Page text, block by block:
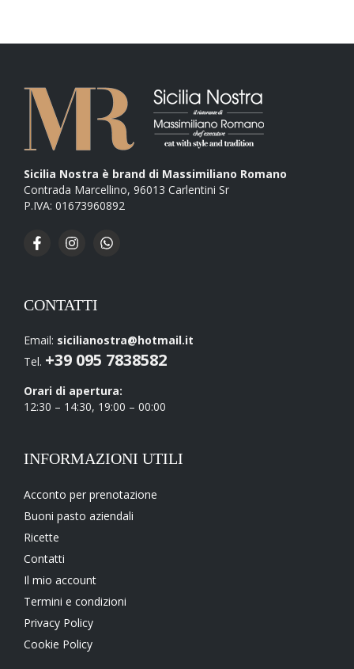
Sicilia Nostra è brand di Massimiliano Romano
Contrada Marcellino, 96013 Carlentini Sr
P.IVA: 01673960892
CONTATTI
Email: sicilianostra@hotmail.it
Tel. +39 095 7838582
Orari di apertura:
12:30 – 14:30, 19:00 – 00:00
INFORMAZIONI UTILI
Acconto per prenotazione
Buoni pasto aziendali
Ricette
Contatti
Il mio account
Termini e condizioni
Privacy Policy
Cookie Policy